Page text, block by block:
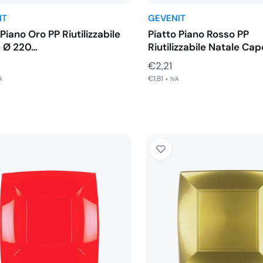
Oro PP Riutilizzabile
Ø 220…
GEVENIT
Piatto Piano Rosso PP
Riutilizzabile Natale
230…
€2,21
€1,81 + IVA